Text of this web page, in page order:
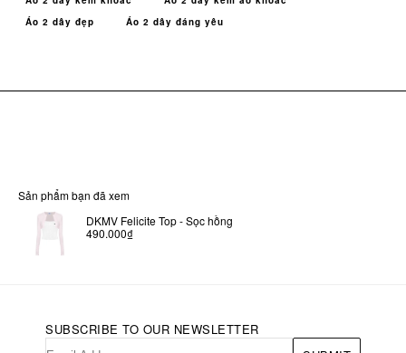
Áo 2 dây đẹp
Áo 2 dây đáng yêu
Sản phẩm bạn đã xem
DKMV Felicite Top - Sọc hồng
490.000₫
SUBSCRIBE TO OUR NEWSLETTER